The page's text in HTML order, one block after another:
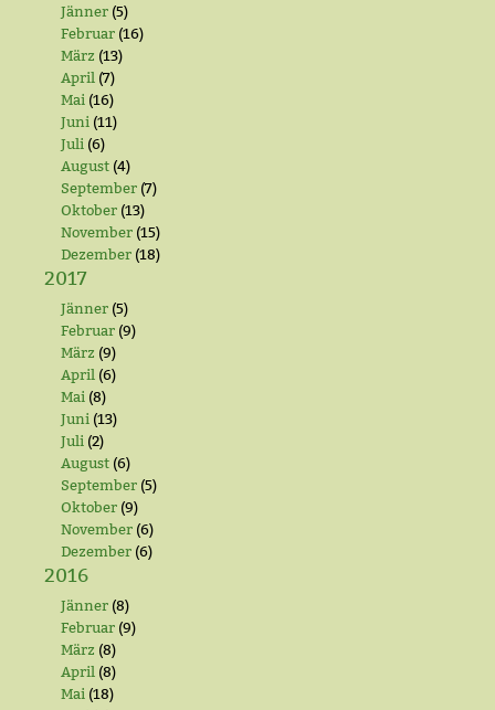
Jänner (5)
Februar (16)
März (13)
April (7)
Mai (16)
Juni (11)
Juli (6)
August (4)
September (7)
Oktober (13)
November (15)
Dezember (18)
2017
Jänner (5)
Februar (9)
März (9)
April (6)
Mai (8)
Juni (13)
Juli (2)
August (6)
September (5)
Oktober (9)
November (6)
Dezember (6)
2016
Jänner (8)
Februar (9)
März (8)
April (8)
Mai (18)